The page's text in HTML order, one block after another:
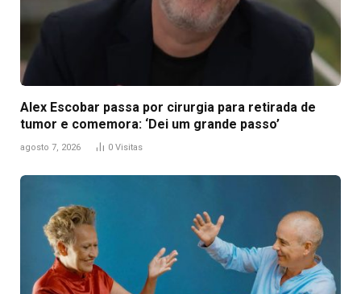
Alex Escobar passa por cirurgia para retirada de
tumor e comemora: ‘Dei um grande passo’
agosto 7, 2026 0 Visitas